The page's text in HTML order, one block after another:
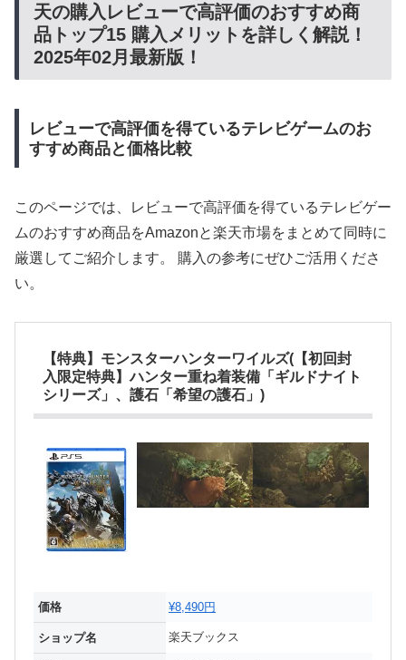
天の購入レビューで高評価のおすすめ商
品トップ15 購入メリットを詳しく解説！
2025年02月最新版！
レビューで高評価を得ているテレビゲームのお
すすめ商品と価格比較
このページでは、レビューで高評価を得ているテレビゲー
ムのおすすめ商品をAmazonと楽天市場をまとめて同時に
厳選してご紹介します。 購入の参考にぜひご活用くださ
い。
【特典】モンスターハンターワイルズ(【初回封
入限定特典】ハンター重ね着装備「ギルドナイト
シリーズ」、護石「希望の護石」)
価格 ¥8,490円
ショップ名 楽天ブックス